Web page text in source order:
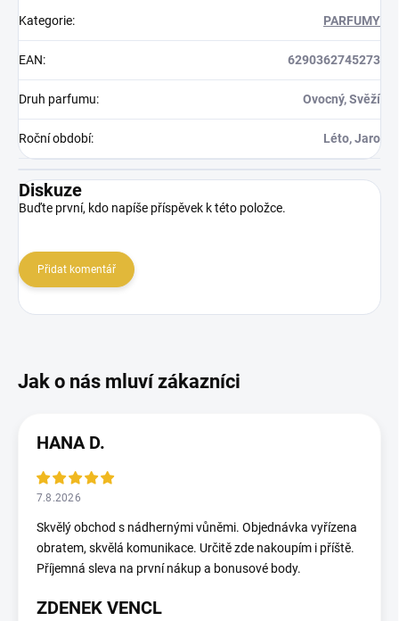
Kategorie: PARFUMY
EAN: 6290362745273
Druh parfumu: Ovocný, Svěží
Roční období: Léto, Jaro
Diskuze
Buďte první, kdo napíše příspěvek k této položce.
Přidat komentář
HANA D.
7.8.2026
Skvělý obchod s nádhernými vůněmi. Objednávka vyřízena
obratem, skvělá komunikace. Určitě zde nakoupím i příště.
Příjemná sleva na první nákup a bonusové body.
ZDENEK VENCL